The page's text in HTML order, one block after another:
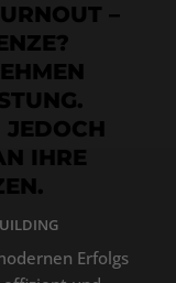
–
JEDOCH
IHRE
Erfolgs